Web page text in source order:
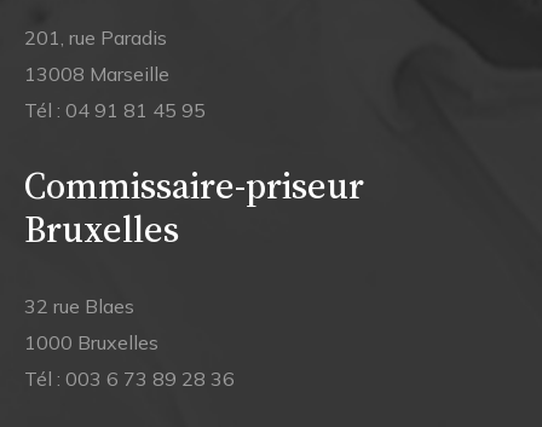
201, rue Paradis
13008 Marseille
Tél : 04 91 81 45 95
Commissaire-priseur
Bruxelles
32 rue Blaes
1000 Bruxelles
Tél : 003 6 73 89 28 36